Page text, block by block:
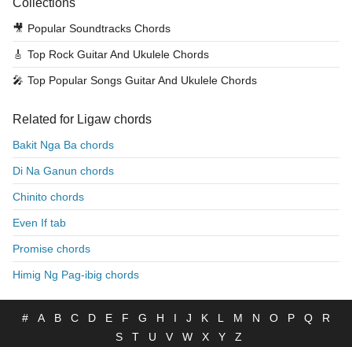
Collections
🎥 Popular Soundtracks Chords
🎸 Top Rock Guitar And Ukulele Chords
🎤 Top Popular Songs Guitar And Ukulele Chords
Related for Ligaw chords
Bakit Nga Ba chords
Di Na Ganun chords
Chinito chords
Even If tab
Promise chords
Himig Ng Pag-ibig chords
# A B C D E F G H I J K L M N O P Q
R
S
T U V W X Y Z